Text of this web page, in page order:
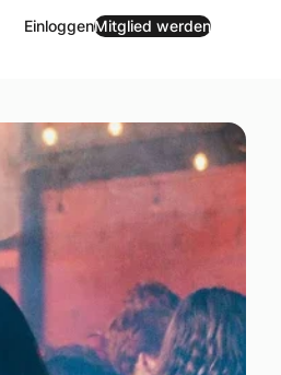
EinloggenMitglied werden